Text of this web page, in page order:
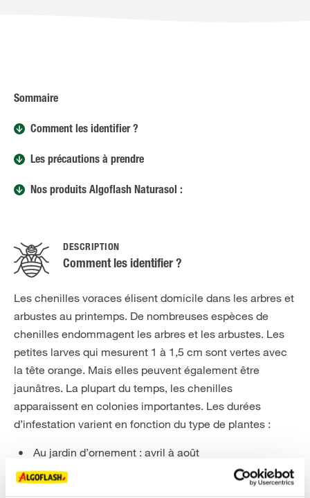
Sommaire
Comment les identifier ?
Les précautions à prendre
Nos produits Algoflash Naturasol :
DESCRIPTION
Comment les identifier ?
Les chenilles voraces élisent domicile dans les arbres et
arbustes au printemps. De nombreuses espèces de
chenilles endommagent les arbres et les arbustes. Les
petites larves qui mesurent 1 à 1,5 cm sont vertes avec
la tête orange. Mais elles peuvent également être
jaunâtres. La plupart du temps, les chenilles
apparaissent en colonies importantes. Les durées
d’infestation varient en fonction du type de plantes :
Au jardin d’ornement : avril à août
Rosiers : mai à septembre